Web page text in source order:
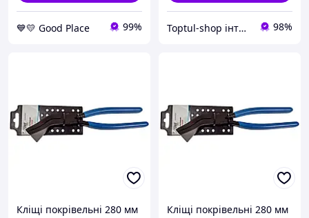
💙💛 Good Place 99% Toptul-shop інтернет магазин 98%
Кліщі покрівельні 280 мм
Кліщі покрівельні 280 мм